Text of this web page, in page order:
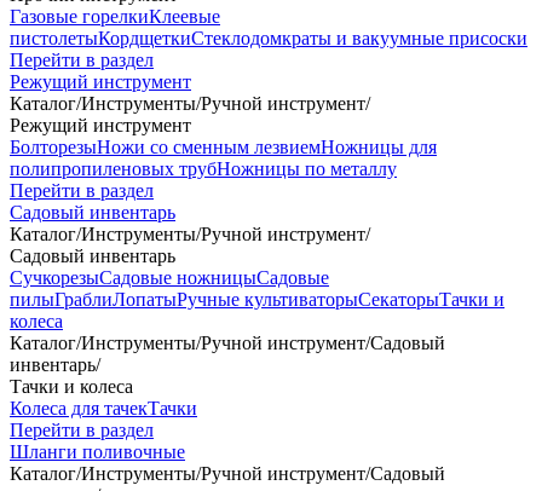
Газовые горелкиКлеевые
пистолетыКордщеткиСтеклодомкраты и вакуумные присоски
Перейти в раздел
Режущий инструмент
Каталог/Инструменты/Ручной инструмент/
Режущий инструмент
БолторезыНожи со сменным лезвиемНожницы для
полипропиленовых трубНожницы по металлу
Перейти в раздел
Садовый инвентарь
Каталог/Инструменты/Ручной инструмент/
Садовый инвентарь
СучкорезыСадовые ножницыСадовые
пилыГраблиЛопатыРучные культиваторыСекаторыТачки и
колеса
Каталог/Инструменты/Ручной инструмент/Садовый
инвентарь/
Тачки и колеса
Колеса для тачекТачки
Перейти в раздел
Шланги поливочные
Каталог/Инструменты/Ручной инструмент/Садовый